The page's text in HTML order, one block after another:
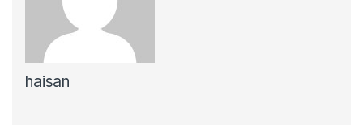
haisan